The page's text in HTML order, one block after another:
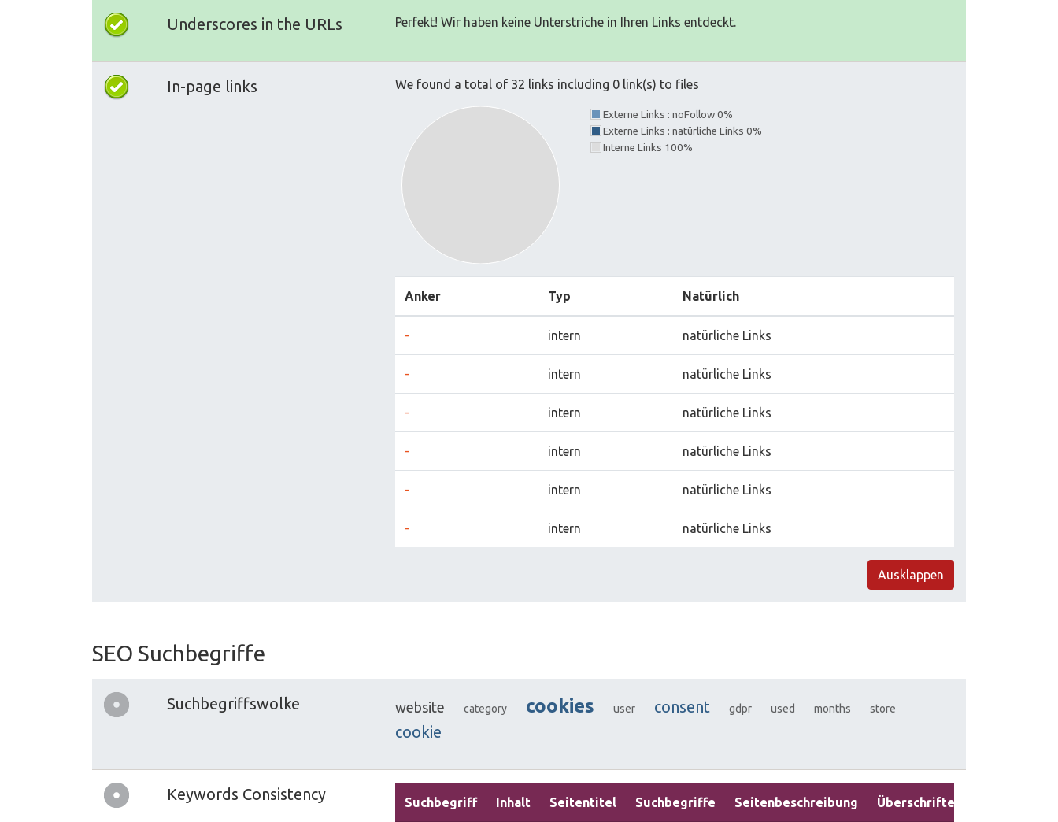
Underscores in the URLs Perfekt! Wir haben keine Unterstriche in Ihren Links entdeckt.
In-page links We found a total of 32 links including 0 link(s) to files
Externe Links : noFollow 0%
Externe Links : natürliche Links 0%
Interne Links 100%
Anker Typ Natürlich
- intern natürliche Links
- intern natürliche Links
- intern natürliche Links
- intern natürliche Links
- intern natürliche Links
- intern natürliche Links
Ausklappen
SEO Suchbegriffe
Suchbegriffswolke website category cookies user consent gdpr used months store
cookie
Keywords Consistency Suchbegriff Inhalt Seitentitel Suchbegriffe Seitenbeschreibung Überschriften